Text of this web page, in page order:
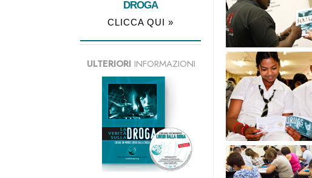
DROGA
CLICCA QUI »
ULTERIORIINFORMAZIONI